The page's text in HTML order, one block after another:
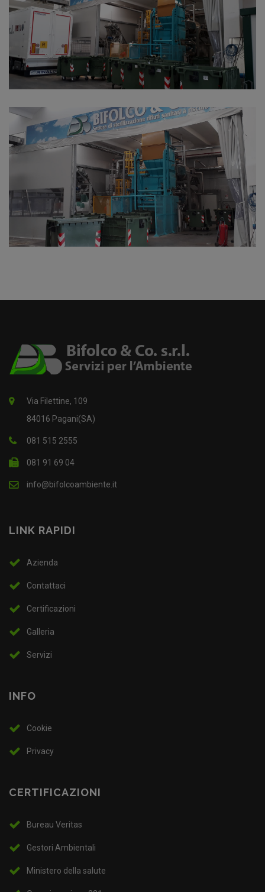
Via Filettine, 109
84016 Pagani(SA)
081 515 2555
081 91 69 04
info@bifolcoambiente.it
LINK RAPIDI
Azienda
Contattaci
Certificazioni
Galleria
Servizi
INFO
Cookie
Privacy
CERTIFICAZIONI
Bureau Veritas
Gestori Ambientali
Ministero della salute